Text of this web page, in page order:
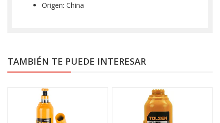
Origen: China
TAMBIÉN TE PUEDE INTERESAR